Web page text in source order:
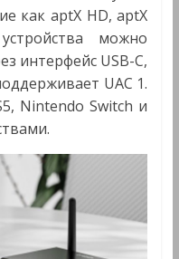
как aptX HD, aptX
можно
интерфейс USB-C,
UAC 1.
Nintendo Switch и